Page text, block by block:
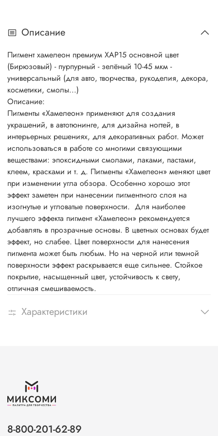
Описание
Пигмент хамелеон премиум ХАР15 основной цвет
(Бирюзовый) - пурпурный - зелёный 10-45 мкм -
универсальный (для авто, творчества, рукоделия, декора,
косметики, смолы...)
Описание:
Пигменты «Хамелеон» применяют для создания
украшений, в автотюнинге, для дизайна ногтей, в
интерьерных решениях, для декоративных работ. Может
использоваться в работе со многими связующими
веществами: эпоксидными смолами, лаками, пастами,
клеем, красками и т. д. Пигменты «Хамелеон» меняют цвет
при изменении угла обзора. Особенно хорошо этот
эффект заметен при нанесении пигментного слоя на
изогнутые и угловатые поверхности. Для наиболее
лучшего эффекта пигмент «Хамелеон» рекомендуется
добавлять в прозрачные основы. В цветных основах будет
эффект, но слабее. Цвет поверхности для нанесения
пигмента может быть любым. Но на черной или темной
поверхности эффект раскрывается еще сильнее. Стойкое
покрытие, насыщенный цвет, устойчивость к свету,
отличная смешиваемость.
Характеристики
8-800-201-62-89